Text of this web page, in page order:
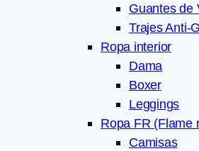
Guantes de
Trajes Anti-G
Ropa interior
Dama
Boxer
Leggings
Ropa FR (Flame
Camisas